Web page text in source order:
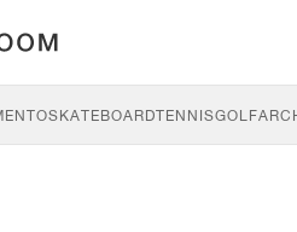
SKATEBOARDTENNISGOLF